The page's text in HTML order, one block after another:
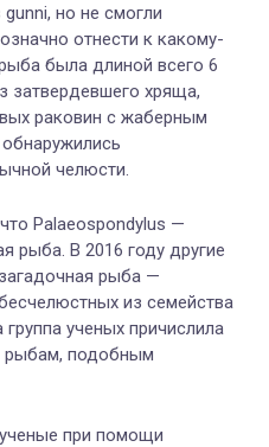
но не смогли
отнести к какому-
была длиной всего 6
затвердевшего хряща,
раковин с жаберным
челюсти.
Palaeospondylus —
рыба. В 2016 году другие
рыба —
из семейства
ученых причислила
рыбам, подобным
при помощи